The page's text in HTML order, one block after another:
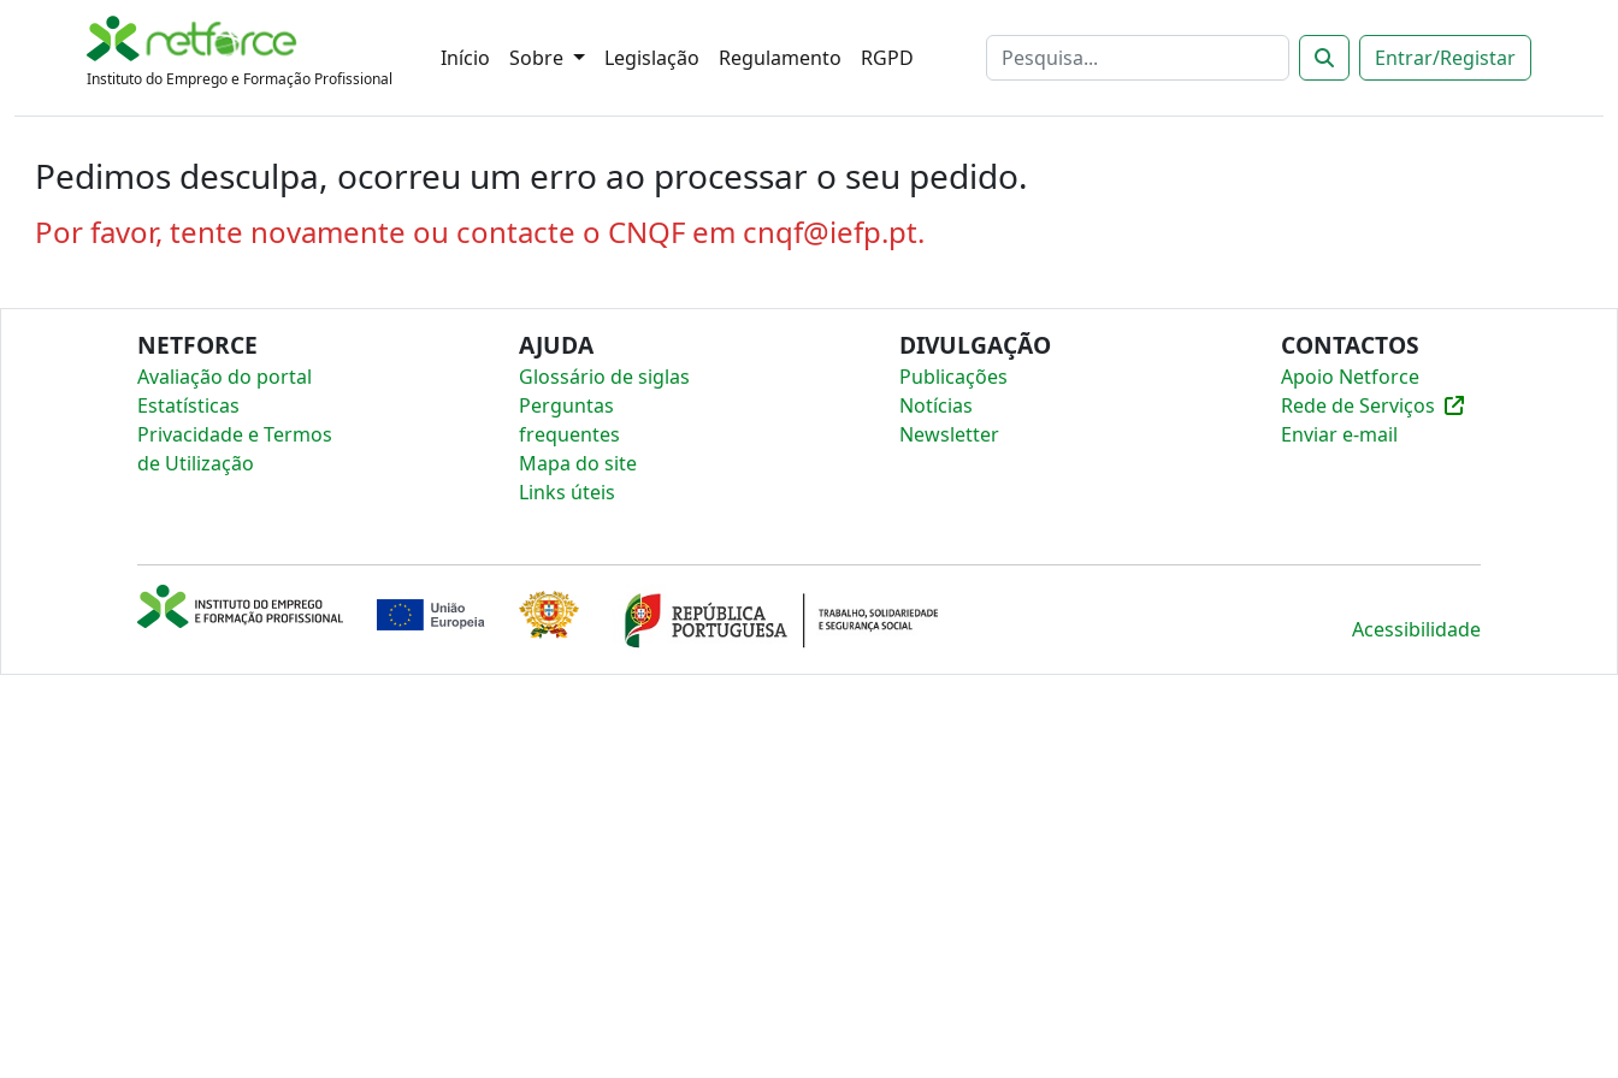
Instituto do Emprego e Formação Profissional
Início Sobre Legislação Regulamento RGPD Entrar/Registar
Pedimos desculpa, ocorreu um erro ao processar o seu pedido.
Por favor, tente novamente ou contacte o CNQF em cnqf@iefp.pt.
NETFORCE
Avaliação do portal
Estatísticas
Privacidade e Termos
de Utilização
AJUDA
Glossário de siglas
Perguntas
frequentes
Mapa do site
Links úteis
DIVULGAÇÃO
Publicações
Notícias
Newsletter
CONTACTOS
Apoio Netforce
Rede de Serviços
Enviar e-mail
Acessibilidade